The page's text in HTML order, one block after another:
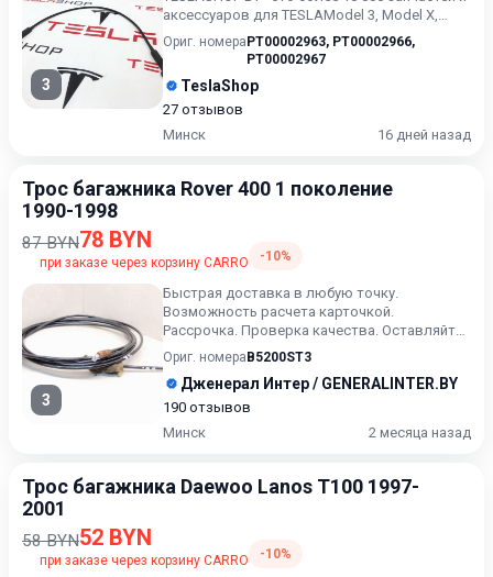
3
аксессуаров для TESLAModel 3, Model X,
Model S, Model Y...
Ориг. номера PT00002963, PT00002966,
PT00002967
TeslaShop
27 отзывов
Минск
16 дней назад
Трос багажника Rover 400 1 поколение
1990-1998
87 BYN78 BYN
при заказе через корзину CARRO -10%
3
Быстрая доставка в любую точку.
Возможность расчета карточкой.
Рассрочка. Проверка качества. Оставляйте
сообщения ( или выбранный артикул) в...
Ориг. номера B5200ST3
Дженерал Интер / GENERALINTER.BY
190 отзывов
Минск
2 месяца назад
Трос багажника Daewoo Lanos T100 1997-
2001
58 BYN52 BYN
при заказе через корзину CARRO -10%